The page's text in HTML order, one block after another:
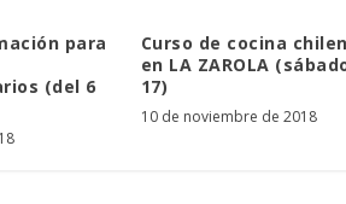
para
(del 6
Curso de cocina
en LA ZAROLA
17)
10 de noviembre de 2018